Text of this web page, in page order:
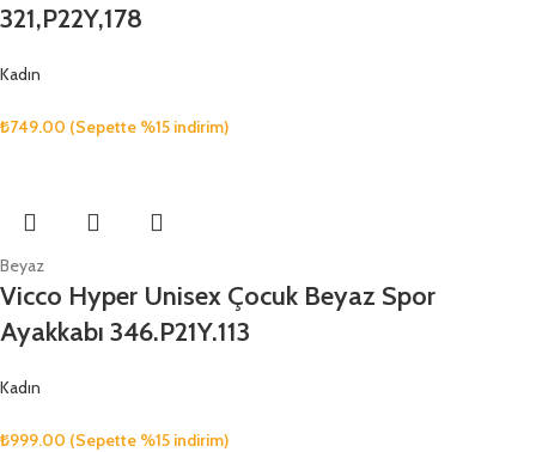
321,P22Y,178
Kadın
₺749.00 (Sepette %15 indirim)
Beyaz
Vicco Hyper Unisex Çocuk Beyaz Spor
Ayakkabı 346.P21Y.113
Kadın
₺999.00 (Sepette %15 indirim)